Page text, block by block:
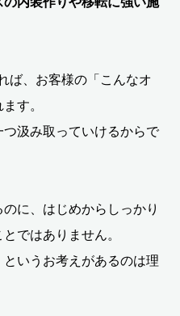
ば、お客様の「こんなオ
す。
汲み取っていけるからで
に、はじめからしっかり
ではありません。
いうお考えがあるのは理